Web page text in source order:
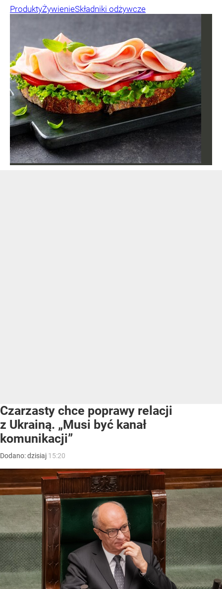
ProduktyŻywienieSkładniki odżywcze
Czarzasty chce poprawy relacji
z Ukrainą. „Musi być kanał
komunikacji”
Dodano:dzisiaj 15:20